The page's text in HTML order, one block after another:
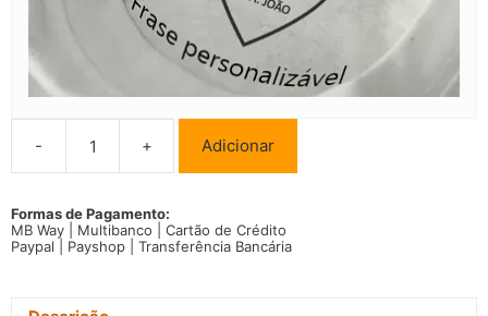
-
Quantidade
de
The
Only
+ Adicionar
Formas de Pagamento:
MB Way | Multibanco | Cartão de Crédito
Paypal | Payshop | Transferência Bancária